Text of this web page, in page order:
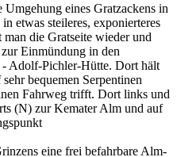
eines Gratzackens in
etwas steileres, exponierteres
die Gratseite wieder und
Einmündung in den
- Adolf-Pichler-Hütte. Dort hält
bequemen Serpentinen
Fahrweg trifft. Dort links und
(N) zur Kemater Alm und auf
eine frei befahrbare Alm-